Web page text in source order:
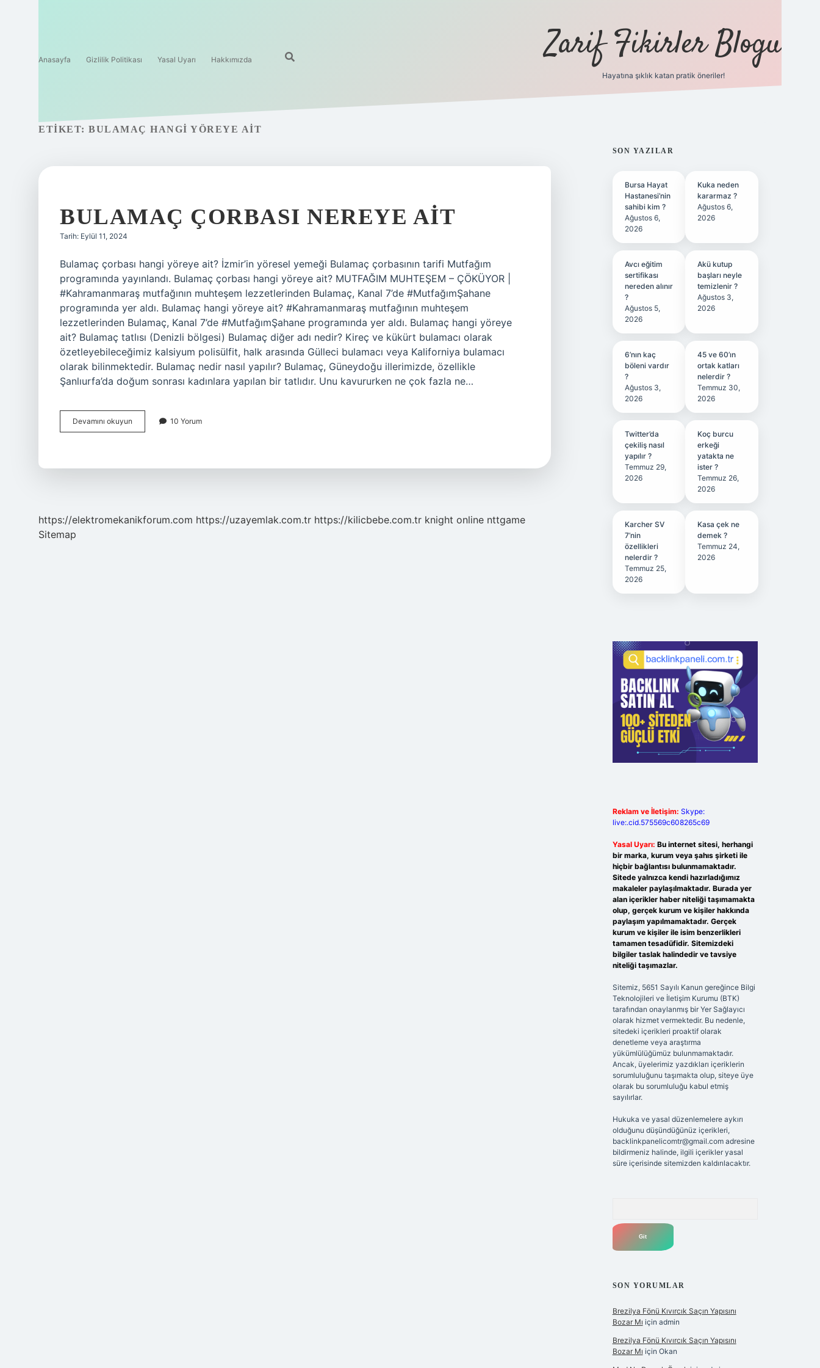
Anasayfa Gizlilik Politikası Yasal Uyarı Hakkımızda Zarif Fikirler Blogu
Hayatına şıklık katan pratik öneriler!
ETIKET: BULAMAÇ HANGI YÖREYE AIT
BULAMAÇ ÇORBASI NEREYE AIT
Tarih: Eylül 11, 2024
Bulamaç çorbası hangi yöreye ait? İzmir’in yöresel yemeği Bulamaç çorbasının tarifi Mutfağım
programında yayınlandı. Bulamaç çorbası hangi yöreye ait? MUTFAĞIM MUHTEŞEM – ÇÖKÜYOR |
#Kahramanmaraş mutfağının muhteşem lezzetlerinden Bulamaç, Kanal 7’de #MutfağımŞahane
programında yer aldı. Bulamaç hangi yöreye ait? #Kahramanmaraş mutfağının muhteşem
lezzetlerinden Bulamaç, Kanal 7’de #MutfağımŞahane programında yer aldı. Bulamaç hangi yöreye
ait? Bulamaç tatlısı (Denizli bölgesi) Bulamaç diğer adı nedir? Kireç ve kükürt bulamacı olarak
özetleyebileceğimiz kalsiyum polisülfit, halk arasında Gülleci bulamacı veya Kaliforniya bulamacı
olarak bilinmektedir. Bulamaç nedir nasıl yapılır? Bulamaç, Güneydoğu illerimizde, özellikle
Şanlıurfa’da doğum sonrası kadınlara yapılan bir tatlıdır. Unu kavururken ne çok fazla ne…
Devamını okuyun Bulamaç
Çorbası
10 Yorum
https://elektromekanikforum.com https://uzayemlak.com.tr https://kilicbebe.com.tr knight online nttgame
Sitemap
SIDEBAR
SON YAZILAR
Bursa Hayat
Hastanesi’nin
sahibi kim ?
Ağustos 6,
2026
Kuka neden
kararmaz ?
Ağustos 6,
2026
Avcı eğitim
sertifikası
nereden alınır
?
Ağustos 5,
2026
Akü kutup
başları neyle
temizlenir ?
Ağustos 3,
2026
6’nın kaç
böleni vardır
?
Ağustos 3,
2026
45 ve 60’ın
ortak katları
nelerdir ?
Temmuz 30,
2026
Twitter’da
çekiliş nasıl
yapılır ?
Temmuz 29,
2026
Koç burcu
erkeği
yatakta ne
ister ?
Temmuz 26,
2026
Karcher SV
7’nin
özellikleri
nelerdir ?
Temmuz 25,
2026
Kasa çek ne
demek ?
Temmuz 24,
2026
Reklam ve İletişim: Skype:
live:.cid.575569c608265c69
Yasal Uyarı: Bu internet sitesi, herhangi
bir marka, kurum veya şahıs şirketi ile
hiçbir bağlantısı bulunmamaktadır.
Sitede yalnızca kendi hazırladığımız
makaleler paylaşılmaktadır. Burada yer
alan içerikler haber niteliği taşımamakta
olup, gerçek kurum ve kişiler hakkında
paylaşım yapılmamaktadır. Gerçek
kurum ve kişiler ile isim benzerlikleri
tamamen tesadüfidir. Sitemizdeki
bilgiler taslak halindedir ve tavsiye
niteliği taşımazlar.
Sitemiz, 5651 Sayılı Kanun gereğince Bilgi
Teknolojileri ve İletişim Kurumu (BTK)
tarafından onaylanmış bir Yer Sağlayıcı
olarak hizmet vermektedir. Bu nedenle,
sitedeki içerikleri proaktif olarak
denetleme veya araştırma
yükümlülüğümüz bulunmamaktadır.
Ancak, üyelerimiz yazdıkları içeriklerin
sorumluluğunu taşımakta olup, siteye üye
olarak bu sorumluluğu kabul etmiş
sayılırlar.
Hukuka ve yasal düzenlemelere aykırı
olduğunu düşündüğünüz içerikleri,
backlinkpanelicomtr@gmail.comadresine
bildirmeniz halinde, ilgili içerikler yasal
süre içerisinde sitemizden kaldırılacaktır.
SON YORUMLAR
Brezilya Fönü Kıvırcık Saçın Yapısını
Bozar Mı için admin
Brezilya Fönü Kıvırcık Saçın Yapısını
Bozar Mı için Okan